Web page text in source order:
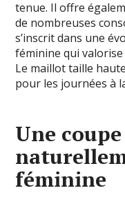
tenue. Il offre
de nombreuses
s’inscrit dans une
féminine qui
Le maillot taille
pour les journées à
Une
féminine